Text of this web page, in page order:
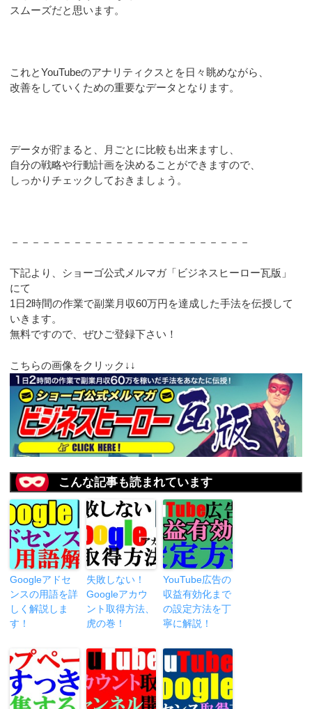
スムーズだと思います。
これとYouTubeのアナリティクスとを日々眺めながら、
改善をしていくための重要なデータとなります。
データが貯まると、月ごとに比較も出来ますし、
自分の戦略や行動計画を決めることができますので、
しっかりチェックしておきましょう。
－－－－－－－－－－－－－－－－－－－－－－－
下記より、ショーゴ公式メルマガ「ビジネスヒーロー瓦版」
にて
1日2時間の作業で副業月収60万円を達成した手法を伝授して
いきます。
無料ですので、ぜひご登録下さい！
こちらの画像をクリック↓↓
こんな記事も読まれています
Googleアドセ
ンスの用語を詳
しく解説しま
す！
失敗しない！
Googleアカウ
ント取得方法、
虎の巻！
YouTube広告の
収益有効化まで
の設定方法を丁
寧に解説！